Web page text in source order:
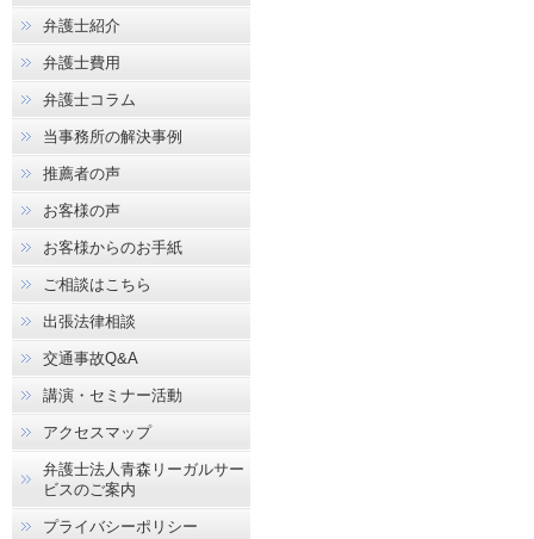
弁護士紹介
弁護士費用
弁護士コラム
当事務所の解決事例
推薦者の声
お客様の声
お客様からのお手紙
ご相談はこちら
出張法律相談
交通事故Q&A
講演・セミナー活動
アクセスマップ
弁護士法人青森リーガルサー
ビスのご案内
プライバシーポリシー